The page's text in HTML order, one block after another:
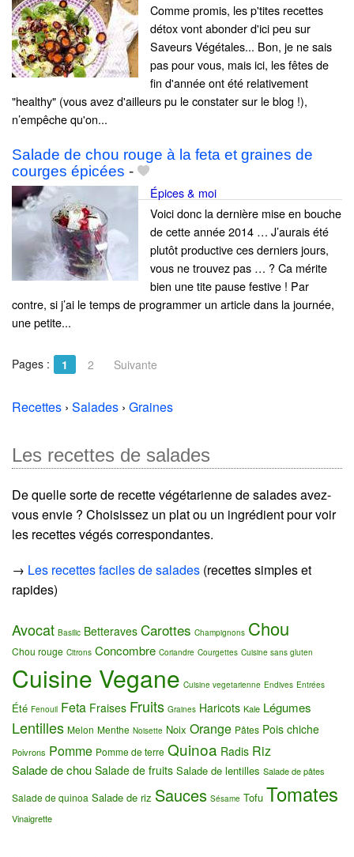
Comme promis, les p'tites recettes
détox vont abonder d'ici peu sur
Saveurs Végétales... Bon, je ne sais
pas pour vous, mais ici, les fêtes de
fin d'année ont été relativement
"healthy" (vous avez d'ailleurs pu le constater sur le blog !),
n’empêche qu'on...
Salade de chou rouge à la feta et graines de
courges épicées -
Épices & moi
Voici donc la dernière mise en bouche
de cette année 2014 … J’aurais été
plutôt productive ces derniers jours,
vous ne trouvez pas … ? Ca mérite
bien une tite pause festive ! Par
contre, si j’ai le temps de programmer un article dans la journée,
une petite...
Pages : 1 2 Suivante
Recettes › Salades › Graines
Les recettes de salades
De quelle sorte de recette végétarienne de salades avez-
vous envie ? Choisissez un plat ou un ingrédient pour voir
les recettes végés correspondantes.
→ Les recettes faciles de salades (recettes simples et
rapides)
Avocat Basilic Betteraves Carottes Champignons Chou
Chou rouge Citrons Concombre Coriandre Courgettes Cuisine sans gluten
Cuisine Vegane Cuisine vegetarienne Endives Entrées
Été Fenouil Feta Fraises Fruits Graines Haricots Kale Légumes
Lentilles Melon Menthe Noisette Noix Orange Pâtes Pois chiche
Poivrons Pomme Pomme de terre Quinoa Radis Riz
Salade de chou Salade de fruits Salade de lentilles Salade de pâtes
Salade de quinoa Salade de riz Sauces Sésame Tofu Tomates
Vinaigrette